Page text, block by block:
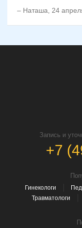
– Наташа, 24
Запись и
+7
Гинекологи
Травматологи